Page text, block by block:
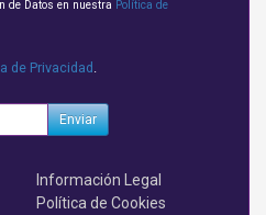
de Datos en nuestra Política de
de Privacidad
Enviar
Información Legal
Política de Cookies